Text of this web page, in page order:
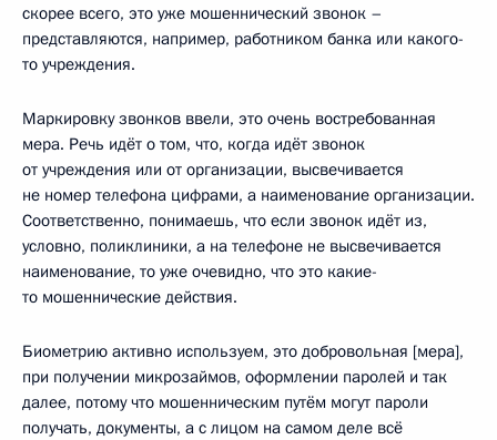
скорее всего, это уже мошеннический звонок –
представляются, например, работником банка или какого-
то учреждения.
Маркировку звонков ввели, это очень востребованная
мера. Речь идёт о том, что, когда идёт звонок
от учреждения или от организации, высвечивается
не номер телефона цифрами, а наименование организации.
Соответственно, понимаешь, что если звонок идёт из,
условно, поликлиники, а на телефоне не высвечивается
наименование, то уже очевидно, что это какие-
то мошеннические действия.
Биометрию активно используем, это добровольная [мера],
при получении микрозаймов, оформлении паролей и так
далее, потому что мошенническим путём могут пароли
получать, документы, а с лицом на самом деле всё